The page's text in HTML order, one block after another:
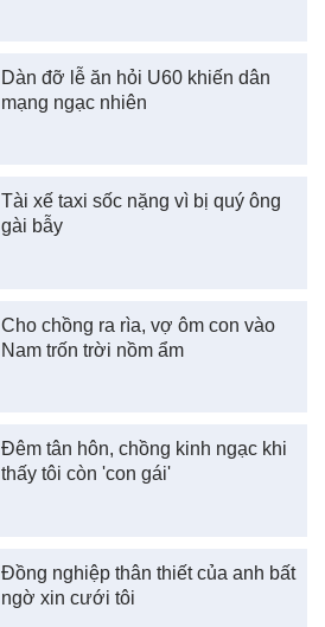
Dàn đỡ lễ ăn hỏi U60 khiến dân
mạng ngạc nhiên
Tài xế taxi sốc nặng vì bị quý ông
gài bẫy
Cho chồng ra rìa, vợ ôm con vào
Nam trốn trời nồm ẩm
Đêm tân hôn, chồng kinh ngạc khi
thấy tôi còn 'con gái'
Đồng nghiệp thân thiết của anh bất
ngờ xin cưới tôi